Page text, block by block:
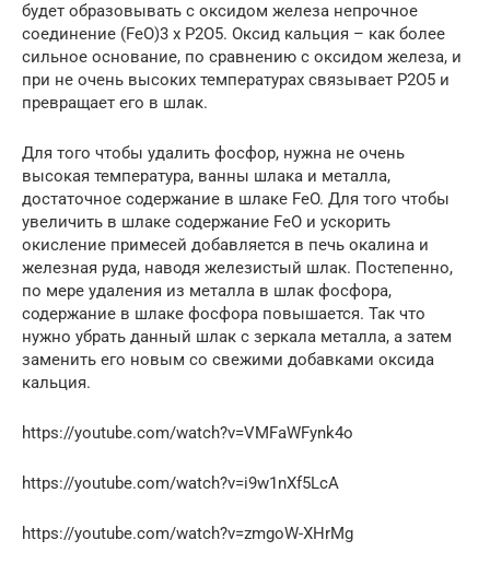
будет образовывать с оксидом железа непрочное
соединение (FeO)3 x P2O5. Оксид кальция – как более
сильное основание, по сравнению с оксидом железа, и
при не очень высоких температурах связывает P2O5 и
превращает его в шлак.
Для того чтобы удалить фосфор, нужна не очень
высокая температура, ванны шлака и металла,
достаточное содержание в шлаке FeO. Для того чтобы
увеличить в шлаке содержание FeO и ускорить
окисление примесей добавляется в печь окалина и
железная руда, наводя железистый шлак. Постепенно,
по мере удаления из металла в шлак фосфора,
содержание в шлаке фосфора повышается. Так что
нужно убрать данный шлак с зеркала металла, а затем
заменить его новым со свежими добавками оксида
кальция.
https://youtube.com/watch?v=VMFaWFynk4o
https://youtube.com/watch?v=i9w1nXf5LcA
https://youtube.com/watch?v=zmgoW-XHrMg